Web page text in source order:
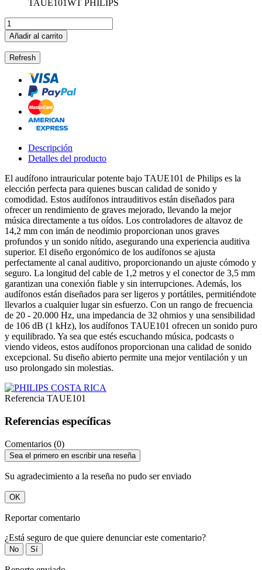
Añadir al carrito
Descripción
Detalles del producto
El audífono intrauricular potente bajo TAUE101 de Philips es la
elección perfecta para quienes buscan calidad de sonido y
comodidad. Estos audífonos intrauditivos están diseñados para
ofrecer un rendimiento de graves mejorado, llevando la mejor
música directamente a tus oídos. Los controladores de altavoz de
14,2 mm con imán de neodimio proporcionan unos graves
profundos y un sonido nítido, asegurando una experiencia auditiva
superior. El diseño ergonómico de los audífonos se ajusta
perfectamente al canal auditivo, proporcionando un ajuste cómodo y
seguro. La longitud del cable de 1,2 metros y el conector de 3,5 mm
garantizan una conexión fiable y sin interrupciones. Además, los
audífonos están diseñados para ser ligeros y portátiles, permitiéndote
llevarlos a cualquier lugar sin esfuerzo. Con un rango de frecuencia
de 20 - 20.000 Hz, una impedancia de 32 ohmios y una sensibilidad
de 106 dB (1 kHz), los audífonos TAUE101 ofrecen un sonido puro
y equilibrado. Ya sea que estés escuchando música, podcasts o
viendo videos, estos audífonos proporcionan una calidad de sonido
excepcional. Su diseño abierto permite una mejor ventilación y un
uso prolongado sin molestias.
Referencia TAUE101
Referencias específicas
Comentarios (0)
Sea el primero en escribir una reseña
Su agradecimiento a la reseña no pudo ser enviado
OK
Reportar comentario
¿Está seguro de que quiere denunciar este comentario?
No Sí